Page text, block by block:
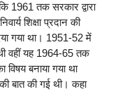
1961 तक सरकार द्वारा
शिक्षा प्रदान की
गया था। 1951-52 में
वहीं यह 1964-65 तक
बनाया गया था
बात की गई थी। कहा